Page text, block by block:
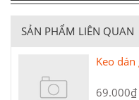
SẢN PHẨM LIÊN QUAN
Keo dán
69.000₫